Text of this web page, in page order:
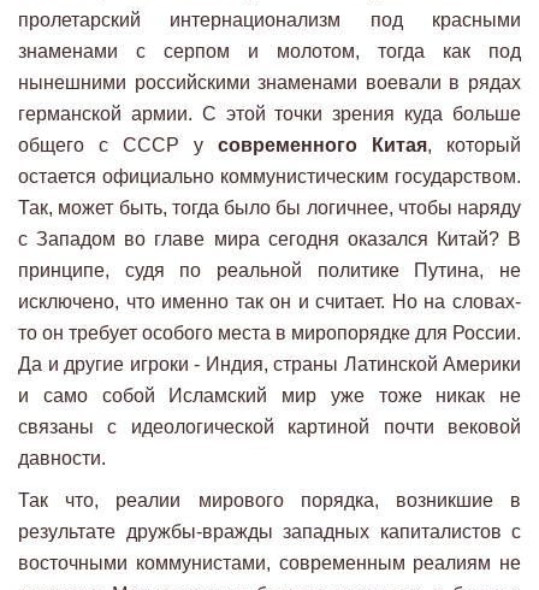
пролетарский интернационализм под красными
знаменами с серпом и молотом, тогда как под
нынешними российскими знаменами воевали в рядах
германской армии. С этой точки зрения куда больше
общего с СССР у современного Китая, который
остается официально коммунистическим государством.
Так, может быть, тогда было бы логичнее, чтобы наряду
с Западом во главе мира сегодня оказался Китай? В
принципе, судя по реальной политике Путина, не
исключено, что именно так он и считает. Но на словах-
то он требует особого места в миропорядке для России.
Да и другие игроки - Индия, страны Латинской Америки
и само собой Исламский мир уже тоже никак не
связаны с идеологической картиной почти вековой
давности.
Так что, реалии мирового порядка, возникшие в
результате дружбы-вражды западных капиталистов с
восточными коммунистами, современным реалиям не